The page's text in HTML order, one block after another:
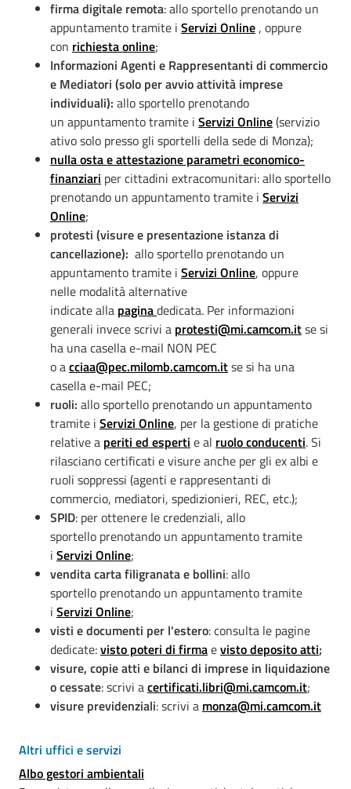
firma digitale remota: allo sportello prenotando un
appuntamento tramite i Servizi Online, oppure
con richiesta online;
Informazioni Agenti e Rappresentanti di commercio
e Mediatori (solo per avvio attività imprese
individuali): allo sportello prenotando
un appuntamento tramite i Servizi Online(servizio
ativo solo presso gli sportelli della sede di Monza);
nulla osta e attestazione parametri economico-
finanziari per cittadini extracomunitari: allo sportello
prenotando un appuntamento tramite i Servizi
Online;
protesti (visure e presentazione istanza di
cancellazione): allo sportello prenotando un
appuntamento tramite i Servizi Online, oppure
nelle modalità alternative
indicate alla paginadedicata. Per informazioni
generali invece scrivi a protesti@mi.camcom.itse si
ha una casella e-mail NON PEC
o acciaa@pec.milomb.camcom.itse si ha una
casella e-mail PEC;
ruoli: allo sportello prenotando un appuntamento
tramite i Servizi Online, per la gestione di pratiche
relative a periti ed esperti e al ruolo conducenti. Si
rilasciano certificati e visure anche per gli ex albi e
ruoli soppressi (agenti e rappresentanti di
commercio, mediatori, spedizionieri, REC, etc.);
SPID: per ottenere le credenziali, allo
sportello prenotando un appuntamento tramite
i Servizi Online;
vendita carta filigranata e bollini: allo
sportello prenotando un appuntamento tramite
i Servizi Online;
visti e documenti per l'estero: consulta le pagine
dedicate:visto poteri di firmaevisto deposito atti;
visure, copie atti e bilanci di imprese in liquidazione
o cessate: scrivi acertificati.libri@mi.camcom.it;
visure previdenziali: scrivi a monza@mi.camcom.it
Altri uffici e servizi
Albo gestori ambientali